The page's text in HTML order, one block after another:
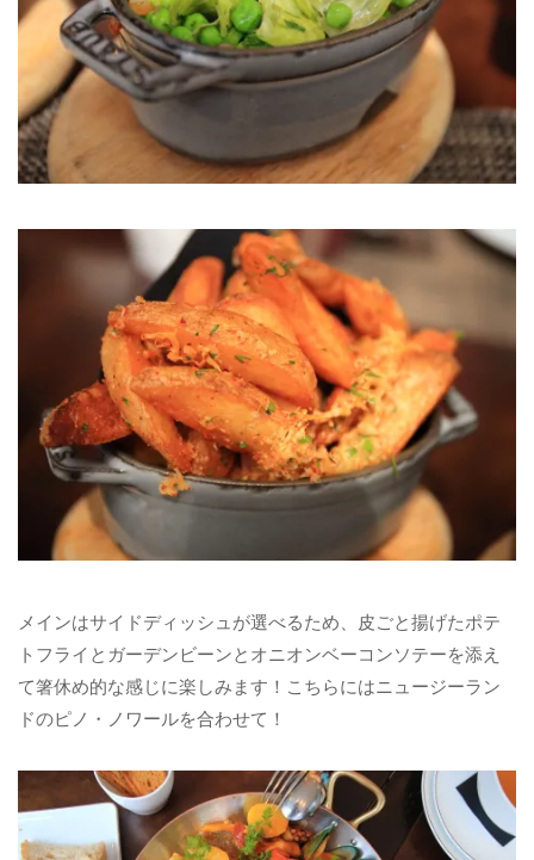
メインはサイドディッシュが選べるため、皮ごと揚げたポテ
トフライとガーデンビーンとオニオンベーコンソテーを添え
て箸休め的な感じに楽しみます！こちらにはニュージーラン
ドのピノ・ノワールを合わせて！